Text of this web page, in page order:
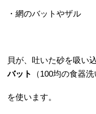
・網のバットやザル
貝が、吐いた砂を吸い
バット
（100均の食器
を使います。